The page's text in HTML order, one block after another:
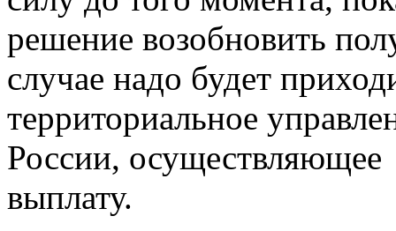
решение возобновить
случае надо будет
территориальное
России,
выплату.